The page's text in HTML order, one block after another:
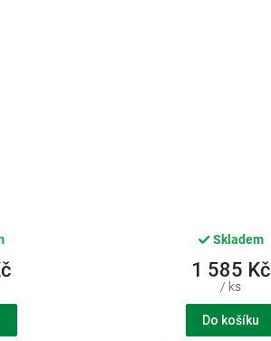
Skladem
1 585 Kč
/ ks
Do košíku